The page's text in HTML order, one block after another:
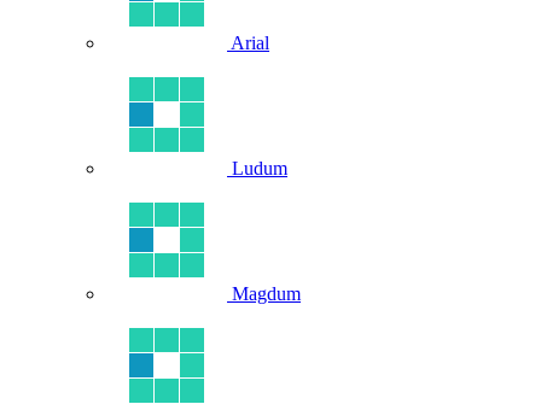
Arial
Ludum
Magdum